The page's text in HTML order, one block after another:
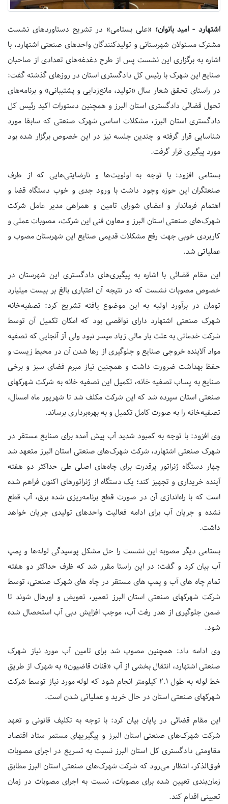
اشتهارد - امید بانوان؛ «علی بستامی» در تشریح دستاوردهای نشست
مشترک مسئولان شهرستانی و تولیدکنندگان واحدهای صنعتی اشتهارد، با
اشاره به برگزاری این نشست پس از طرح دغدغه‌های تعدادی از صاحبان
صنایع این شهرک با رئیس کل دادگستری استان در روزهای گذشته گفت:
در راستای تحقق شعار سال «تولید، مانع‌زدایی و پشتیبانی» و برنامه‌های
تحول قضائی دادگستری استان البرز و همچنین دستورات اکید رئیس کل
دادگستری استان البرز، مشکلات اساسی شهرک ‌صنعتی که سابقا مورد
شناسایی قرار گرفته و چندین جلسه نیز در این خصوص برگزار شده بود
مورد پیگیری قرار گرفت.
بستامی افزود: با توجه به اولویت‌ها و نارضایتی‌هایی که از طرف
صنعتگران این حوزه وجود داشت با ورود جدی و خوب دستگاه قضا و
اهتمام فرماندار و اعضای شورای تامین و همراهی مدیر عامل شرکت
شهرک‌های صنعتی استان البرز و معاون فنی این شرکت، مصوبات عملی و
کاربردی خوبی جهت رفع مشکلات قدیمی صنایع این شهرستان مصوب و
عملیاتی شد.
این مقام قضائی با اشاره به پیگیری‌های دادگستری این شهرستان در
خصوص مصوبات نشست که در نتیجه آن اعتباری بالغ بر بیست میلیارد
تومان در برآورد اولیه به این موضوع یافته تشریح کرد: تصفیه‌خانه
شهرک صنعتی اشتهارد دارای نواقصی بود که امکان تکمیل آن توسط
شرکت خدماتی به علت بار مالی زیاد میسر نبود ولی آز آنجایی که تصفیه
مواد آلاینده خروجی صنایع و جلوگیری از رها شدن آن در محیط زیست و
حفظ بهداشت ضرورت داشت و همچنین نیاز مبرم فضای سبز و برخی
صنایع به پساب تصفیه خانه، تکمیل این تصفیه خانه به شرکت شهرکهای
صنعتی استان سپرده شد که این شرکت مکلف شد تا شهریور ماه امسال،
تصفیه‌خانه را به صورت کامل تکمیل و به بهره‌برداری برساند.
وی افزود: با توجه به کمبود شدید آب پیش آمده برای صنایع مستقر در
شهرک صنعتی اشتهارد، شرکت شهرک‌های صنعتی استان البرز متعهد شد
چهار دستگاه ژنراتور پرقدرت برای چاه‌های اصلی طی حداکثر دو هفته
آینده خریداری و تجهیز کند؛ یک دستگاه از ژنراتورهای اکنون فراهم شده
است که با راه‌اندازی آن در صورت قطع برنامه‌ریزی شده برق، آب قطع
نشده و جریان آب برای ادامه فعالیت واحدهای تولیدی جریان خواهد
داشت.
بستامی دیگر مصوبه این نشست را حل مشکل پوسیدگی لوله‌ها و پمپ
آب بیان کرد و گفت: در این راستا مقرر شد که ظرف حداکثر دو هفته
تمام چاه های آب و پمپ های مستقر در چاه های شهرک صنعتی، توسط
شرکت شهرکهای صنعتی استان البرز تعمیر، تعویض و اورهال شوند تا
ضمن جلوگیری از هدر رفت آب، موجب افزایش دبی آب استحصال شده
شود.
وی ادامه داد: همچنین مصوب شد برای تامین آب مورد نیاز شهرک
صنعتی اشتهارد، انتقال بخشی از آب «قنات قاضیون» به شهرک از طریق
خط لوله به طول ۲.۱ کیلومتر انجام شود که لوله مورد نیاز توسط شرکت
شهرکهای صنعتی استان در حال خرید و عملیاتی شدن است.
این مقام قضائی در پایان بیان کرد: با توجه به تکلیف قانونی و تعهد
شرکت شهرک‌های صنعتی استان البرز و پیگیریهای مستمر ستاد اقتصاد
مقاومتی دادگستری کل استان البرز نسبت به تسریع در اجرای مصوبات
فوق‌الذکر، انتظار می‌رود که شرکت شهرک‌های صنعتی استان البرز مطابق
زمان‌بندی تعیین شده برای مصوبات، نسبت به اجرای مصوبات در زمان
تعیینی اقدام کند.